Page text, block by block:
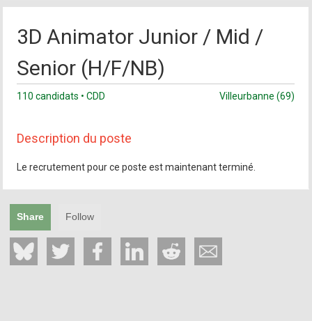
3D Animator Junior / Mid /
Senior (H/F/NB)
110 candidats • CDD Villeurbanne (69)
Description du poste
Le recrutement pour ce poste est maintenant terminé.
Share Follow